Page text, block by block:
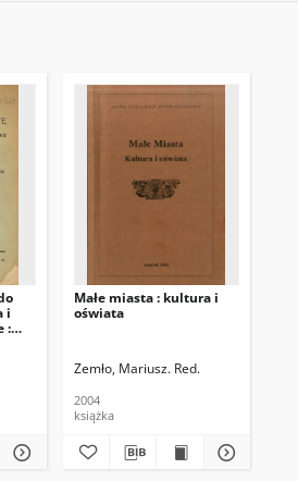
i
:
Małe miasta : kultura i
oświata
Zemło, Mariusz. Red.
2004
książka